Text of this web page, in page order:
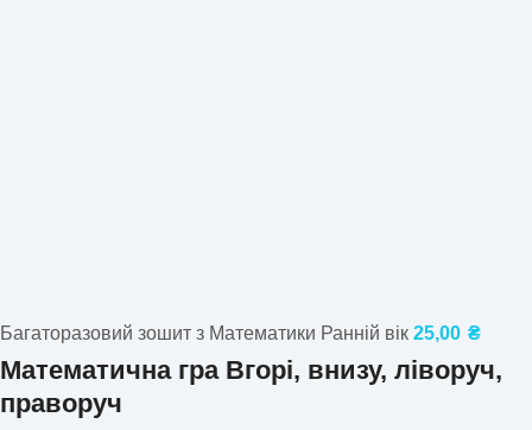
Багаторазовий зошит з Математики Ранній вік 25,00 ₴
Математична гра Вгорі, внизу, ліворуч,
праворуч